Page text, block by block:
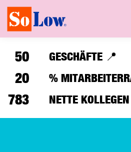
50 GESCHÄFTE 📍
20 %
783 NETTE